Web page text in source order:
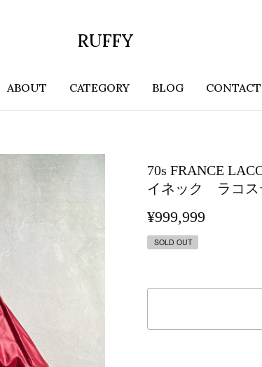
RUFFY
ABOUT CATEGORY BLOG CONTACT
70s FRANCE
イネック ラコ
¥999,999
SOLD OUT